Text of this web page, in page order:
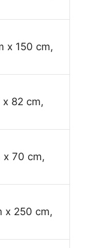
x 150 cm,
82 cm,
x 70 cm,
x 250 cm,